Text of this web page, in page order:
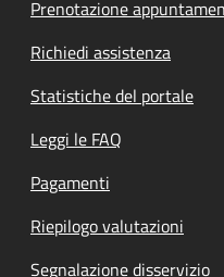
Prenotazione
Richiedi assistenza
Statistiche del portale
Leggi le FAQ
Pagamenti
Riepilogo valutazioni
Segnalazione disservizio